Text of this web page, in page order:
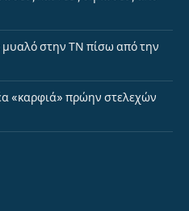
στην ΤΝ πίσω από την
«καρφιά» πρώην στελεχών